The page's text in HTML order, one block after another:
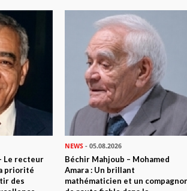
LEADERS N°
Le recteur
priorité
des
NEWS- 05.08.2026
Béchir Mahjoub – Mohamed
Amara : Un brillant
mathématicien et un